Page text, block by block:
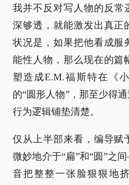
我并不反对写人物的反
深够透，就能激发出真正
状况是，如果把他看成服
能性人物，那么现在的篇
塑造成E.M.福斯特在《
的“圆形人物”，那至少得
行为逻辑铺垫清楚。
仅从上半部来看，编导赋
微妙地介于“扁”和“圆”之
音把整整一张脸狠狠地